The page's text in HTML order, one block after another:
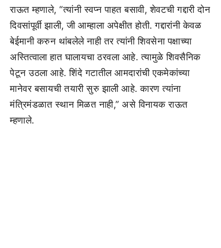
राऊत म्हणाले, “त्यांनी स्वप्न पाहत बसावी, शेवटची गद्दारी दोन
दिवसांपूर्वी झाली, जी आम्हाला अपेक्षीत होती. गद्दारांनी केवळ
बेईमानी करुन थांबलेले नाही तर त्यांनी शिवसेना पक्षाच्या
अस्तित्वाला हात घालायचा ठरवला आहे. त्यामुळे शिवसैनिक
पेटून उठला आहे. शिंदे गटातील आमदारांची एकमेकांच्या
मानेवर बसायची तयारी सुरु झाली आहे. कारण त्यांना
मंत्रिमंडळात स्थान मिळत नाही,” असे विनायक राऊत
म्हणाले.